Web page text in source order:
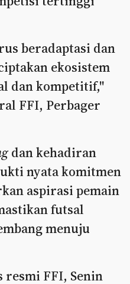
beradaptasi dan
ekosistem
dan kompetitif,"
FFI, Perbager
dan kehadiran
nyata komitmen
aspirasi pemain
futsal
menuju
FFI, Senin